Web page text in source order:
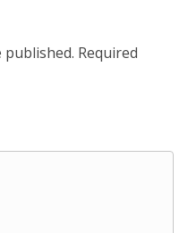
published. Required